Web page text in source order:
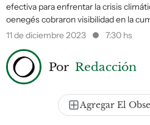
efectiva para enfrentar la crisis
oenegés cobraron visibilidad en la
11 de diciembre 2023
7:30 hs
Por Redacción
Agregar El